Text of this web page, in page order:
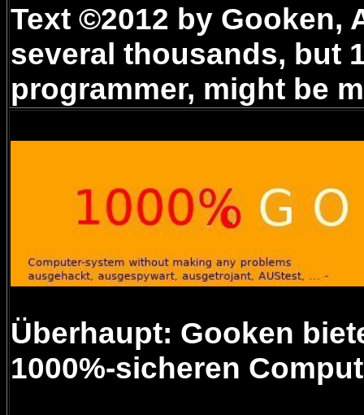
Text ©2012 by Gooken,
several thousands, but
programmer, might be
Überhaupt: Gooken
1000%-sicheren